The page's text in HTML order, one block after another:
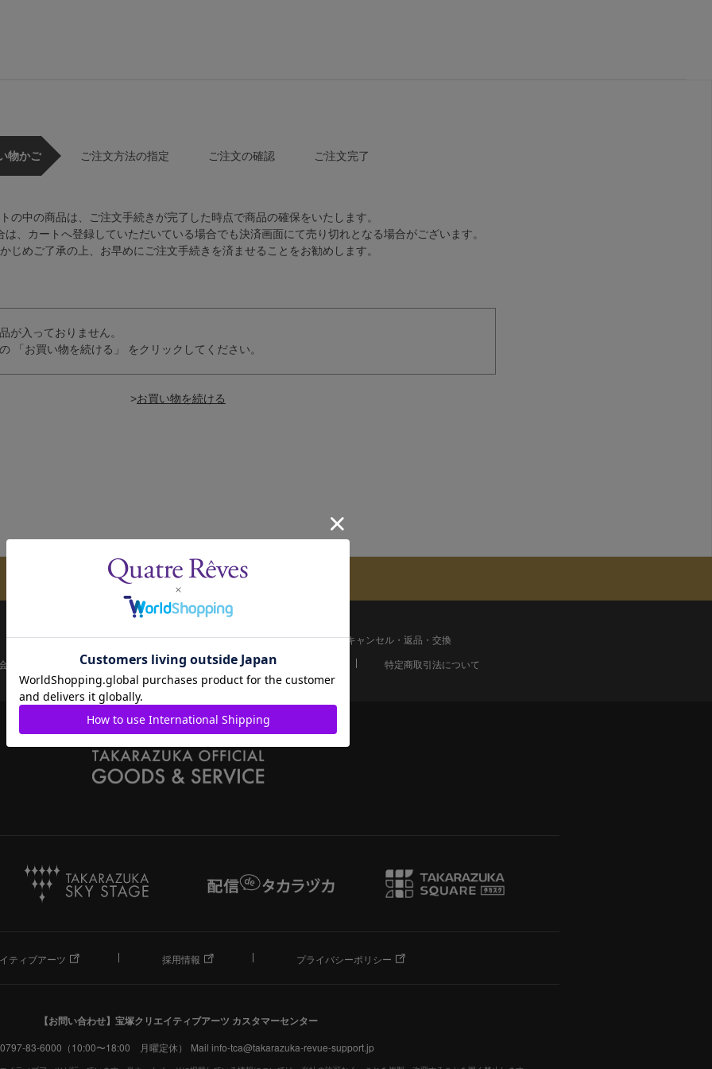
物かご ご注文方法の指定 ご注文の確認 ご注文完了
の中の商品は、ご注文手続きが完了した時点で商品の確保をいたします。
、カートへ登録していただいている場合でも決済画面にて売り切れとなる場合がございます。
じめご了承の上、お早めにご注文手続きを済ませることをお勧めします。
が入っておりません。
「お買い物を続ける」 をクリックしてください。
>
メールマガジンのご案内
配送について お支払い方法 決済について
キャンセル・返品・交換
員ページ 宝塚歌劇共通ID新規会員登録 特定商取引法について
ティブアーツ 採用情報 プライバシーポリシー
【お問い合わせ】 宝塚クリエイティブアーツ カスタマーセンター
83-6000（10:00〜18:00 月曜定休） Mail info-tca@takarazuka-revue-support.jp